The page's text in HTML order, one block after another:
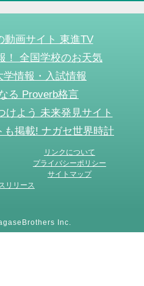
動画サイト 東進TV
！ 全国学校のお天気
情報・入試情報
る Proverb格言
けよう 未来発見サイト
も掲載! ナガセ世界時計
リンクについて
プライバシーポリシー
サイトマップ
リリース
Inc.